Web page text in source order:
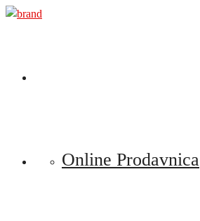
Preskoči
Online Prodavnica